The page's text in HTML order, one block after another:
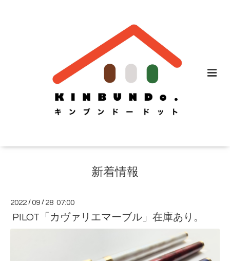
新着情報
2022 /09 / 28 07:00
PILOT「カヴァリエマーブル」在庫あり。